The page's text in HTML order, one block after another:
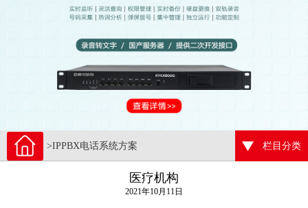
>IPPBX电话系统方案 栏目分类
医疗机构
2021年10月11日